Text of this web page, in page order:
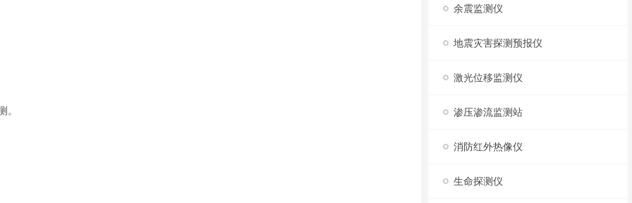
余震监测仪
地震灾害探测预报仪
激光位移监测仪
渗压渗流监测站
消防红外热像仪
生命探测仪